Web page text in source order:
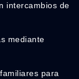
intercambios de
mediante
para